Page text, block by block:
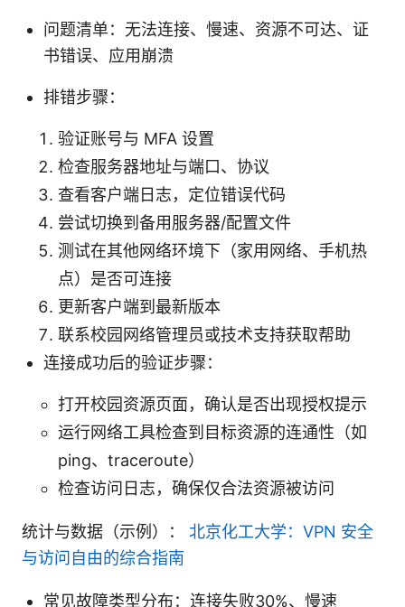
问题清单：无法连接、慢速、资源不可达、证
书错误、应用崩溃
排错步骤：
验证账号与 MFA 设置
检查服务器地址与端口、协议
查看客户端日志，定位错误代码
尝试切换到备用服务器/配置文件
测试在其他网络环境下（家用网络、手机热
点）是否可连接
更新客户端到最新版本
联系校园网络管理员或技术支持获取帮助
连接成功后的验证步骤：
打开校园资源页面，确认是否出现授权提示
运行网络工具检查到目标资源的连通性（如
ping、traceroute）
检查访问日志，确保仅合法资源被访问
统计与数据（示例）： 北京化工大学：VPN 安全
与访问自由的综合指南
常见故障类型分布：连接失败30%、慢速